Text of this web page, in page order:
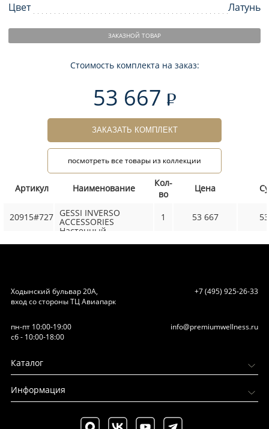
Цвет Латунь
ЗАКАЗНОЙ ТОВАР
Стоимость комплекта на заказ:
53 667
ЗАКАЗАТЬ КОМПЛЕКТ
посмотреть все товары из коллекции
Артикул Наименование
Кол-
во
Цена
20915#727 GESSI INVERSO
ACCESSORIES
Настенный
1 53 667
Ходынский бульвар 20А,
вход со стороны ТЦ Авиапарк
+7 (495) 925-26-33
пн-пт 10:00-19:00
сб - 10:00-18:00
info@premiumwellness.ru
Каталог
Информация